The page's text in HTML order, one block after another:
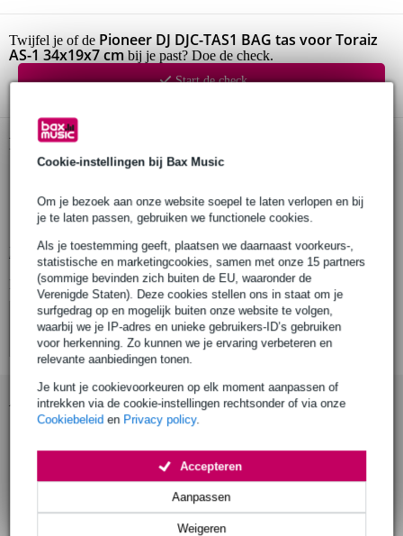
Cookie-instellingen bij Bax Music
Om je bezoek aan onze website soepel te laten verlopen en bij
je te laten passen, gebruiken we functionele cookies.
Als je toestemming geeft, plaatsen we daarnaast voorkeurs-,
statistische en marketingcookies, samen met onze 15 partners
(sommige bevinden zich buiten de EU, waaronder de
Verenigde Staten). Deze cookies stellen ons in staat om je
surfgedrag op en mogelijk buiten onze website te volgen,
waarbij we je IP-adres en unieke gebruikers-ID’s gebruiken
voor herkenning. Zo kunnen we je ervaring verbeteren en
relevante aanbiedingen tonen.
Je kunt je cookievoorkeuren op elk moment aanpassen of
intrekken via de cookie-instellingen rechtsonder of via onze
Cookiebeleid en Privacy policy.
Weigeren
Aanpassen
Accepteren
Twijfel je of de Pioneer DJ DJC-TAS1 BAG tas voor Toraiz
AS-1 34x19x7 cm bij je past? Doe de check.
Start de check
Productinformatie
op maat gemaakt voor Pioneer AS-1 synthesizer
ruimte voor accessoires, zoals voeding en kabels
Bekijk alle productspecificaties
Bekijk ook eens (4)
Accessoires (10)